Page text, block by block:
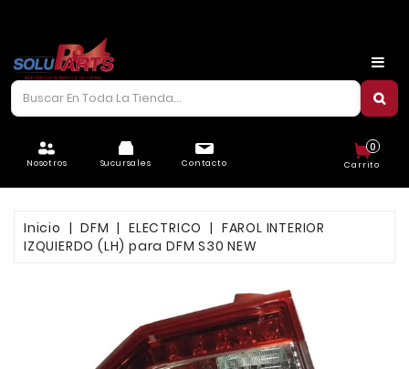
Nosotros Sucursales Contacto Carrito
0
CARROCERÍA
ELÉCTRICO
FRENOS
REFRIGERACIÓN
Inicio DFM ELECTRICO
FAROL INTERIOR
IZQUIERDO (LH) para DFM S30 NEW